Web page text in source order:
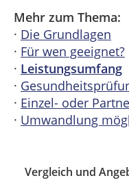
Mehr zum Thema:
· Die Grundlagen
· Für wen geeignet?
· Leistungsumfang
·
· Einzel- oder
· Umwandlung
Vergleich und